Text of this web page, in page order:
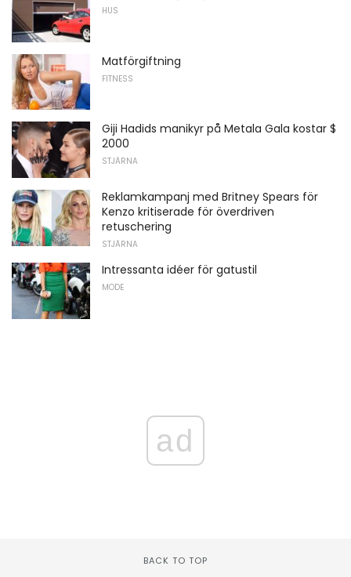
HUS
Matförgiftning
FITNESS
Giji Hadids manikyr på Metala Gala kostar $
2000
STJÄRNA
Reklamkampanj med Britney Spears för
Kenzo kritiserade för överdriven
retuschering
STJÄRNA
Intressanta idéer för gatustil
MODE
ad
BACK TO TOP